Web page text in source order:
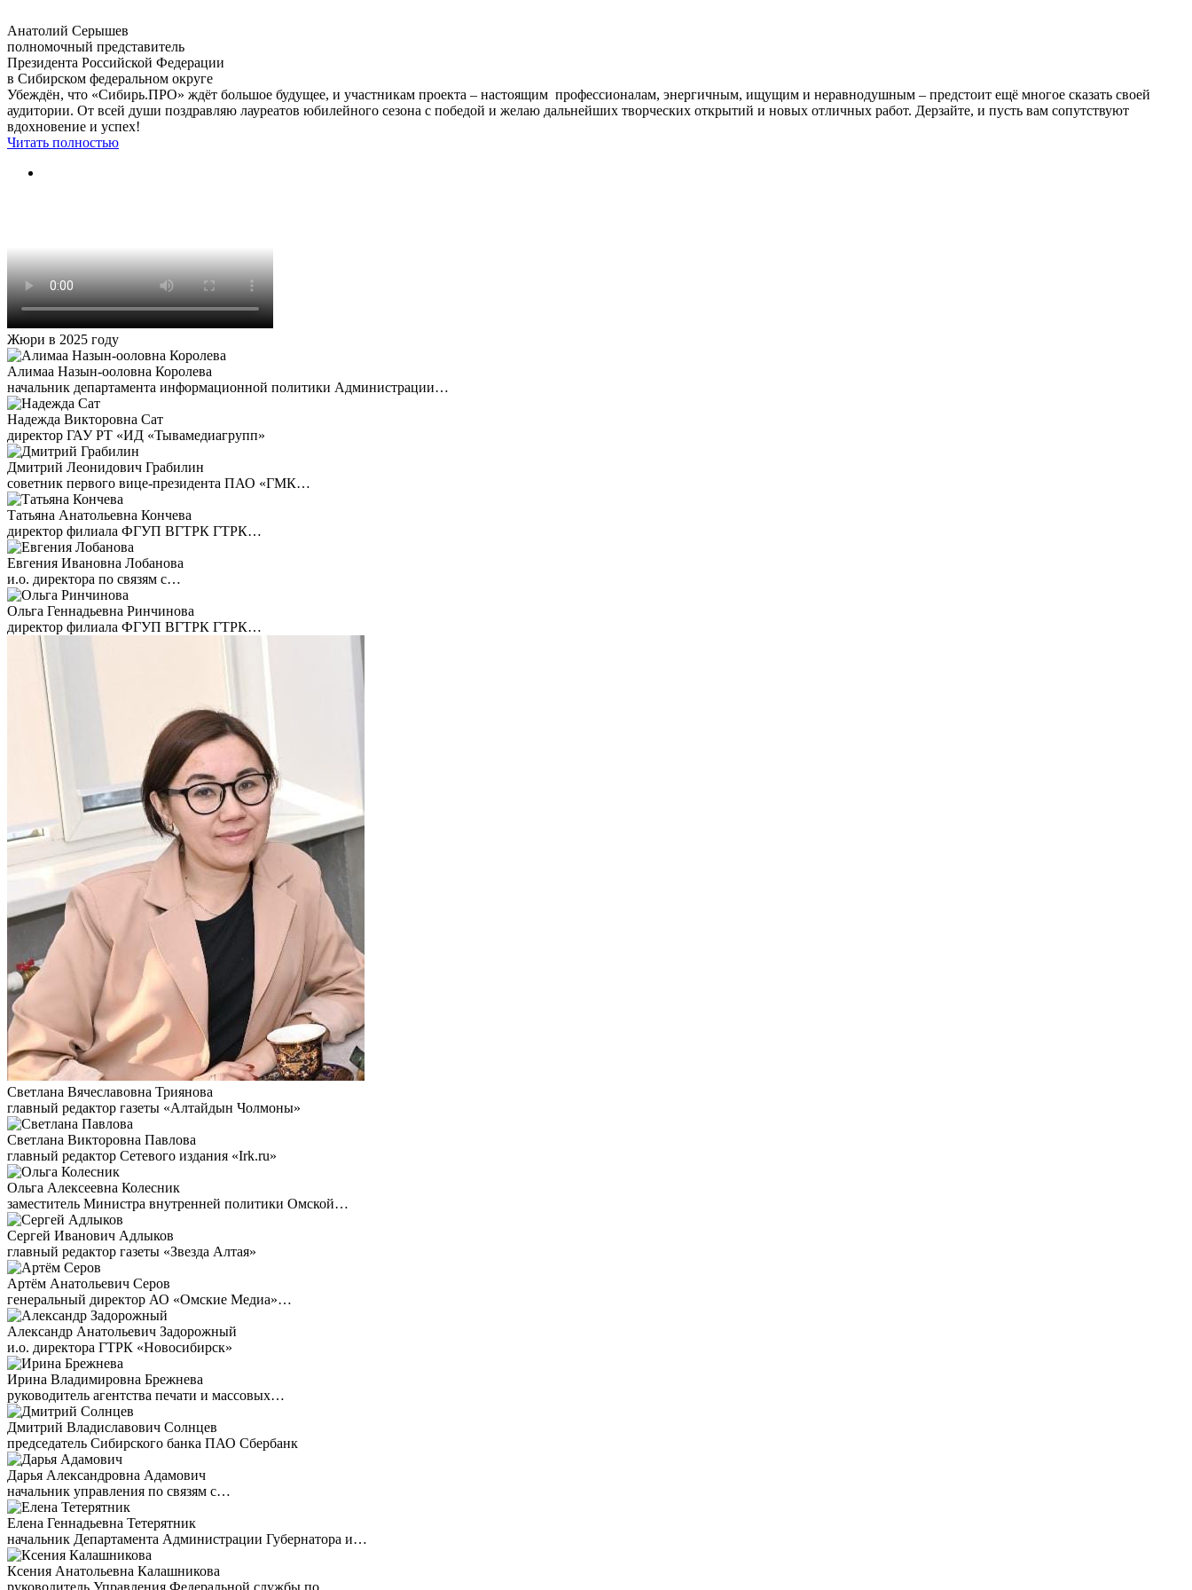
Анатолий Серышев
полномочный представитель
Президента Российской Федерации
в Сибирском федеральном округе
Убеждён, что «Сибирь.ПРО» ждёт большое будущее, и участникам проекта – настоящим профессионалам, энергичным, ищущим и неравнодушным – предстоит ещё многое сказать своей
аудитории. От всей души поздравляю лауреатов юбилейного сезона с победой и желаю дальнейших творческих открытий и новых отличных работ. Дерзайте, и пусть вам сопутствуют
вдохновение и успех!
Читать полностью
Жюри в 2025 году
Алимаа Назын-ооловна Королева
начальник департамента информационной политики Администрации…
Надежда Викторовна Сат
директор ГАУ РТ «ИД «Тывамедиагрупп»
Дмитрий Леонидович Грабилин
советник первого вице-президента ПАО «ГМК…
Татьяна Анатольевна Кончева
директор филиала ФГУП ВГТРК ГТРК…
Евгения Ивановна Лобанова
и.о. директора по связям с…
Ольга Геннадьевна Ринчинова
директор филиала ФГУП ВГТРК ГТРК…
Светлана Вячеславовна Триянова
главный редактор газеты «Алтайдын Чолмоны»
Светлана Викторовна Павлова
главный редактор Сетевого издания «Irk.ru»
Ольга Алексеевна Колесник
заместитель Министра внутренней политики Омской…
Сергей Иванович Адлыков
главный редактор газеты «Звезда Алтая»
Артём Анатольевич Серов
генеральный директор АО «Омские Медиа»…
Александр Анатольевич Задорожный
и.о. директора ГТРК «Новосибирск»
Ирина Владимировна Брежнева
руководитель агентства печати и массовых…
Дмитрий Владиславович Солнцев
председатель Сибирского банка ПАО Сбербанк
Дарья Александровна Адамович
начальник управления по связям с…
Елена Геннадьевна Тетерятник
начальник Департамента Администрации Губернатора и…
Ксения Анатольевна Калашникова
руководитель Управления Федеральной службы по…